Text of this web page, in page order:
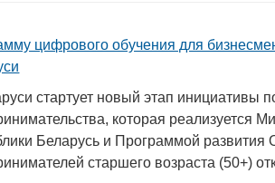
цифрового обучения для
стартует новый этап инициативы
которая реализуется
Беларусь и Программой
старшего возраста (50+)